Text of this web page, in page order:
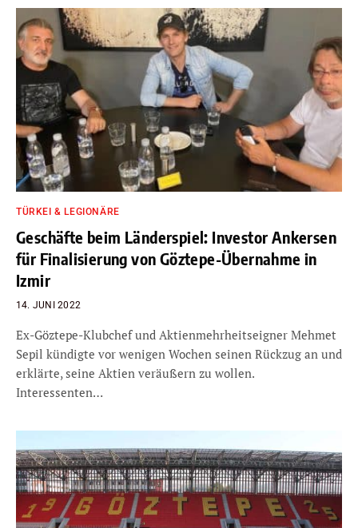
TÜRKEI & LEGIONÄRE
Geschäfte beim Länderspiel: Investor Ankersen
für Finalisierung von Göztepe-Übernahme in
Izmir
14. JUNI 2022
Ex-Göztepe-Klubchef und Aktienmehrheitseigner Mehmet
Sepil kündigte vor wenigen Wochen seinen Rückzug an und
erklärte, seine Aktien veräußern zu wollen.
Interessenten…